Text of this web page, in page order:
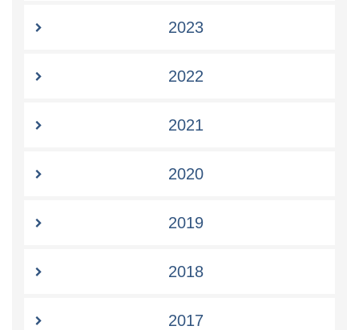
2023
2022
2021
2020
2019
2018
2017